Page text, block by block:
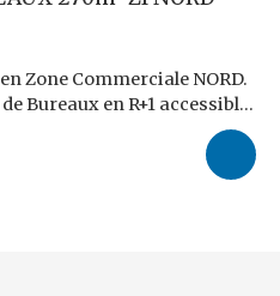
Zone Commerciale NORD.
Bureaux en R+1 accessible
RDC. Ensemble dans un